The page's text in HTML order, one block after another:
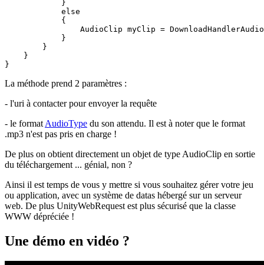
}
else
{
AudioClip myClip =
}
}
}
}
La méthode prend 2 paramètres :
- l'uri à contacter pour envoyer la requête
- le format AudioType du son attendu. Il est à noter que le format
.mp3 n'est pas pris en charge !
De plus on obtient directement un objet de type AudioClip en sortie
du téléchargement ... génial, non ?
Ainsi il est temps de vous y mettre si vous souhaitez gérer votre jeu
ou application, avec un système de datas hébergé sur un serveur
web. De plus UnityWebRequest est plus sécurisé que la classe
WWW dépréciée !
Une démo en vidéo ?